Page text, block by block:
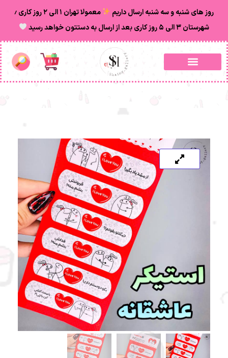
روز های شنبه و سه شنبه ارسال داریم
معمولا تهران ۱ الی ۲ روز‌ کاری ٫
شهرستان ۳ الی ۵ روز کاری بعد از ارسال به دستتون خواهد رسید